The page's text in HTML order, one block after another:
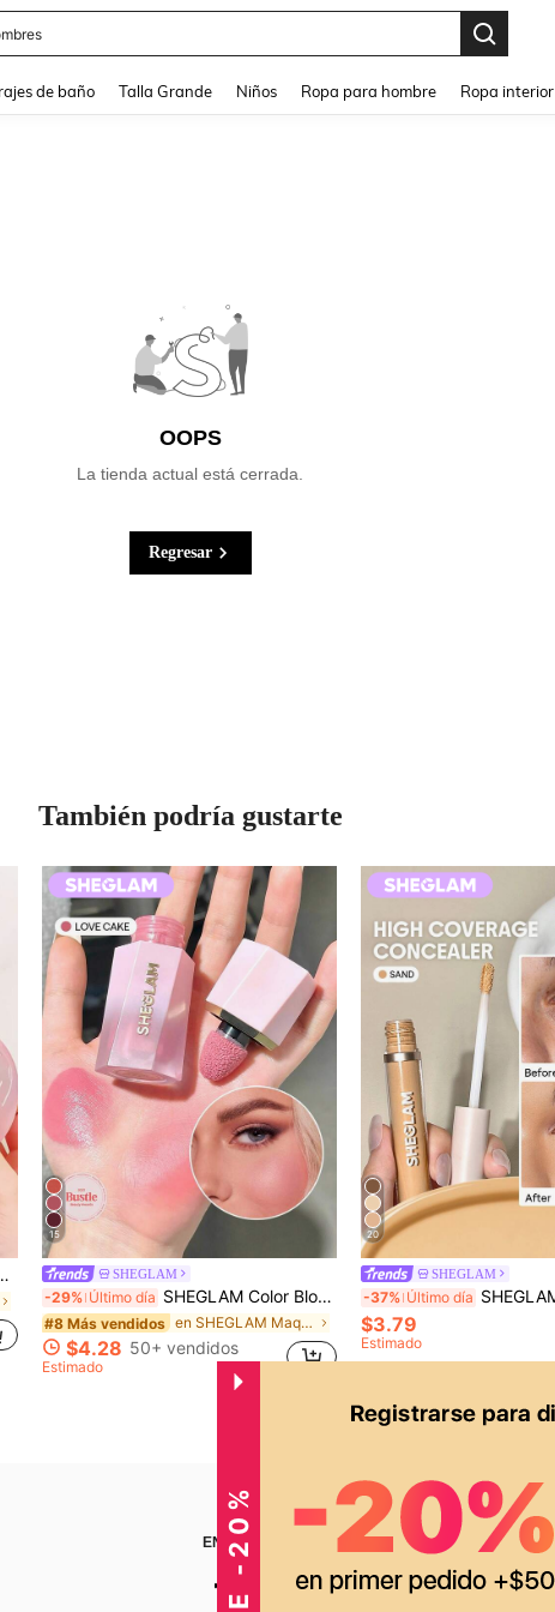
de baño Talla Grande Niños Ropa para hombre Ropa
OOPS
La tienda actual está cerrada.
Regresar
También podría gustarte
15
SHEGLAM
-29% Último día SHEGLAM Color Bloom Rubor LíQuido Acabado Mate-Love Cake Colorete Marca De Belleza CosméTica Maquillaje Para Mujeres Y NiñAs
#8 Más vendidos en SHEGLAM Maquillaje
$4.28 50+ vendidos
Estimado
20
SHEGLAM
-37% Último día SHEGLAM Like Magic Corrector De Alta Cobertura
$3.79
Estimado
ENCUÉNTRANOS EN APP